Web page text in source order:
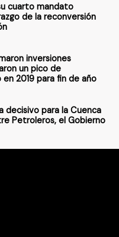
cuarto mandato
de la reconversión
inversiones
un pico de
2019 para fin de año
decisivo para la Cuenca
Petroleros, el Gobierno